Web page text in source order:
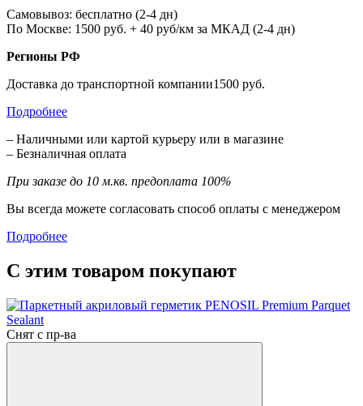
Самовывоз: бесплатно (2-4 дн)
По Москве: 1500 руб. + 40 руб/км за МКАД (2-4 дн)
Регионы РФ
Доставка до транспортной компании1500 руб.
Подробнее
– Наличными или картой курьеру или в магазине
– Безналичная оплата
При заказе до 10 м.кв. предоплата 100%
Вы всегда можете согласовать способ оплаты с менеджером
Подробнее
С этим товаром покупают
Снят с пр-ва